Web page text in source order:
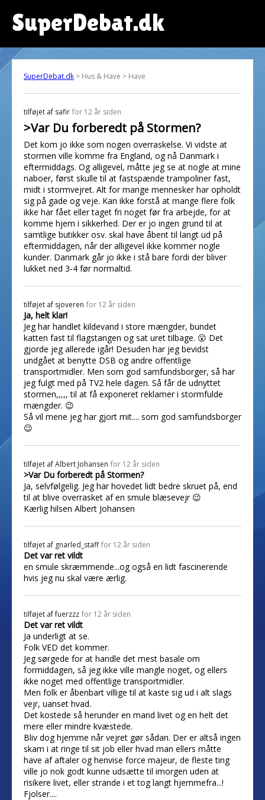
SuperDebat.dk
SuperDebat.dk > Hus & Have > Have
tilføjet af safir for 12 år siden
>Var Du forberedt på Stormen?
Det kom jo ikke som nogen overraskelse. Vi vidste at
stormen ville komme fra England, og nå Danmark i
eftermiddags. Og alligevel, måtte jeg se at nogle at mine
naboer, først skulle til at fastspænde trampoliner fast,
midt i stormvejret. Alt for mange mennesker har opholdt
sig på gade og veje. Kan ikke forstå at mange flere folk
ikke har fået eller taget fri noget før fra arbejde, for at
komme hjem i sikkerhed. Der er jo ingen grund til at
samtlige butikker osv. skal have åbent til langt ud på
eftermiddagen, når der alligevel ikke kommer nogle
kunder. Danmark går jo ikke i stå bare fordi der bliver
lukket ned 3-4 før normaltid.
tilføjet af sjoveren for 12 år siden
Ja, helt klar!
Jeg har handlet kildevand i store mængder, bundet
katten fast til flagstangen og sat uret tilbage. 😮 Det
gjorde jeg allerede igår! Desuden har jeg bevidst
undgået at benytte DSB og andre offentlige
transportmidler. Men som god samfundsborger, så har
jeg fulgt med på TV2 hele dagen. Så får de udnyttet
stormen,,,,, til at få exponeret reklamer i stormfulde
mængder. 😉
Så vil mene jeg har gjort mit.... som god samfundsborger
😉
tilføjet afAlbert Johansen for 12 år siden
>Var Du forberedt på Stormen?
Ja, selvfølgelig. Jeg har hovedet lidt bedre skruet på, end
til at blive overrasket af en smule blæsevejr 😉
Kærlig hilsen Albert Johansen
tilføjet af gnarled_staff for 12 år siden
Det var ret vildt
en smule skræmmende...og også en lidt fascinerende
hvis jeg nu skal være ærlig.
tilføjet affuerzzz for 12 år siden
Det var ret vildt
Ja underligt at se.
Folk VED det kommer.
Jeg sørgede for at handle det mest basale om
formiddagen, så jeg ikke ville mangle noget, og ellers
ikke noget med offentlige transportmidler.
Men folk er åbenbart villige til at kaste sig ud i alt slags
vejr, uanset hvad.
Det kostede så herunder en mand livet og en helt det
mere eller mindre kvæstede.
Bliv dog hjemme når vejret gør sådan. Der er altså ingen
skam i at ringe til sit job eller hvad man ellers måtte
have af aftaler og henvise force majeur, de fleste ting
ville jo nok godt kunne udsætte til imorgen uden at
risikere livet, eller strande i et tog langt hjemmefra...!
Fjolser....